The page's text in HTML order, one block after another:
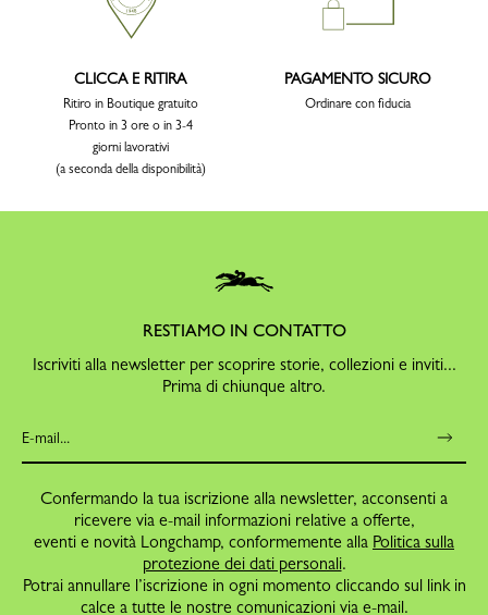
CLICCA E RITIRA
Ritiro in Boutique gratuito
Pronto in 3 ore o in 3-4
giorni lavorativi
(a seconda della disponibilità)
PAGAMENTO SICURO
Ordinare con fiducia
RESTIAMO IN CONTATTO
Iscriviti alla newsletter per scoprire storie, collezioni e inviti...
Prima di chiunque altro.
Confermando la tua iscrizione alla newsletter, acconsenti a
ricevere via e-mail informazioni relative a offerte,
eventi e novità Longchamp, conformemente alla Politica sulla
protezione dei dati personali.
Potrai annullare l’iscrizione in ogni momento cliccando sul link in
calce a tutte le nostre comunicazioni via e-mail.